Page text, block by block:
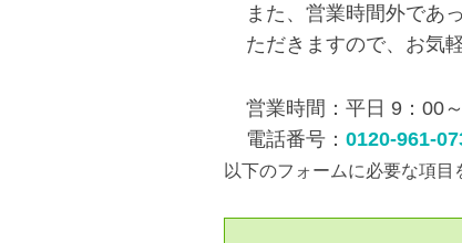
また、営業時間外であ
ただきますので、お気
営業時間：平日 9：00
電話番号： 0120-961-
以下のフォームに必要な項目